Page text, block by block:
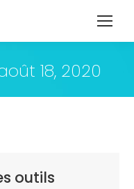
18, 2020
outils